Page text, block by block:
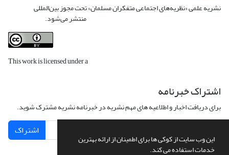
این وب سایت از کوکی ها برای اطمینان از ارائه بهترین
خدمات استفاده می کند.
نشریه علمی «نظریه‌های اجتماعی متفکران مسلمان» تحت مجوز بین‌المللی
منتشر می‌شود.
This work is licensed under a
اشتراک خبرنامه
برای دریافت اخبار و اطلاعیه های مهم نشریه در خبرنامه نشریه مشترک شوید.
اشتراک